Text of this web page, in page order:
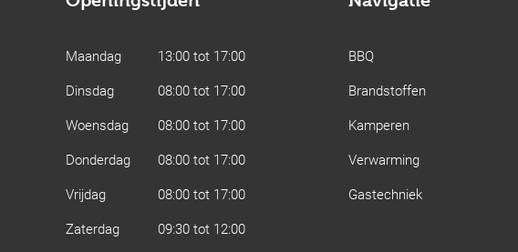
Maandag
13:00 tot 17:00
Dinsdag
08:00 tot 17:00
Woensdag
08:00 tot 17:00
Donderdag
08:00 tot 17:00
Vrijdag
08:00 tot 17:00
Zaterdag
09:30 tot 12:00
BBQ
Brandstoffen
Kamperen
Verwarming
Gastechniek